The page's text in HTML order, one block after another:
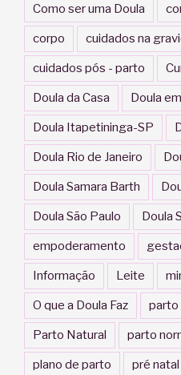
Como ser uma Doula
corpo cuidados na
cuidados pós - parto
Doula da Casa Doula
Doula Itapetininga-SP
Doula Rio de Janeiro
Doula Samara Barth
Doula São Paulo Doula
empoderamento
Informação Leite
O que a Doula Faz parto
Parto Natural parto
plano de parto pré natal